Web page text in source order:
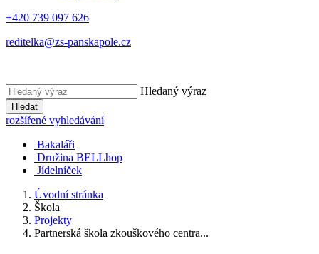
+420 739 097 626
reditelka@zs-panskapole.cz
Hledaný výraz
Hledat
rozšířené vyhledávání
Bakaláři
Družina BELLhop
Jídelníček
Úvodní stránka
Škola
Projekty
Partnerská škola zkouškového centra...